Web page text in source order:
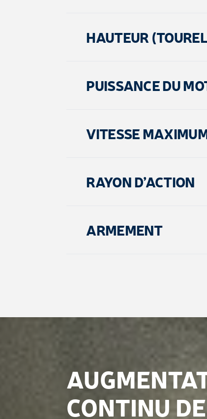
HAUTEUR
PUISSANCE DU
VITESSE
RAYON D’ACTION
ARMEMENT
CONTINU